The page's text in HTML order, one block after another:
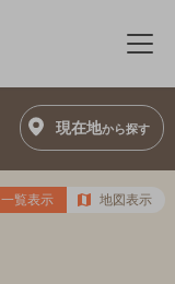
メ
現在地から探す
一覧表示 地図表示